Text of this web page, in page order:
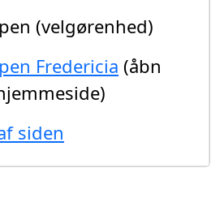
(velgørenhed)
Fredericia (åbn
siden